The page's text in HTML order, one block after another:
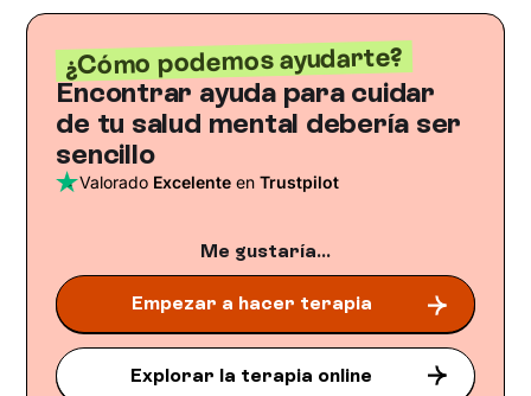
¿Cómo podemos ayudarte?
Encontrar ayuda para cuidar
de tu salud mental debería ser
sencillo
Valorado Excelente enTrustpilot
Me gustaría...
Empezar a hacer terapia
Explorar la terapia online